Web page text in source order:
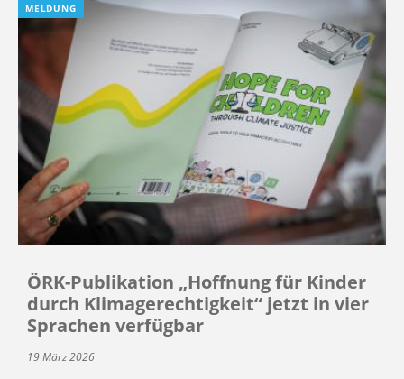
MELDUNG
ÖRK-Publikation „Hoffnung für Kinder
durch Klimagerechtigkeit“ jetzt in vier
Sprachen verfügbar
19 März 2026